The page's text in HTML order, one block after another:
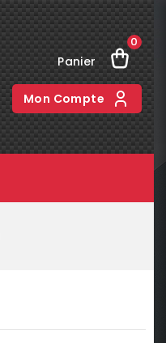
Panier
0
Mon Compte